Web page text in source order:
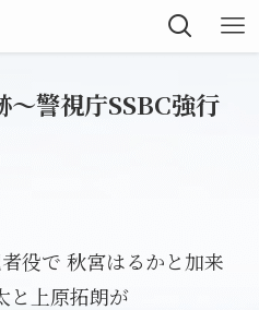
～警視庁SSBC強行
役で 秋宮はるかと加来
と上原拓朗が